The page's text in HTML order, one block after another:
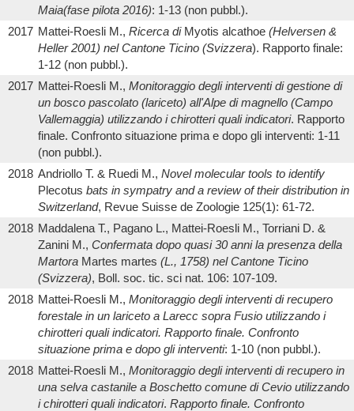
Maia(fase pilota 2016): 1-13 (non pubbl.).
2017 Mattei-Roesli M., Ricerca di Myotis alcathoe (Helversen &
Heller 2001) nel Cantone Ticino (Svizzera). Rapporto finale:
1-12 (non pubbl.).
2017 Mattei-Roesli M., Monitoraggio degli interventi di gestione di
un bosco pascolato (lariceto) all'Alpe di magnello (Campo
Vallemaggia) utilizzando i chirotteri quali indicatori. Rapporto
finale. Confronto situazione prima e dopo gli interventi: 1-11
(non pubbl.).
2018 Andriollo T. & Ruedi M., Novel molecular tools to identify
Plecotus bats in sympatry and a review of their distribution in
Switzerland, Revue Suisse de Zoologie 125(1): 61-72.
2018 Maddalena T., Pagano L., Mattei-Roesli M., Torriani D. &
Zanini M., Confermata dopo quasi 30 anni la presenza della
Martora Martes martes (L., 1758) nel Cantone Ticino
(Svizzera), Boll. soc. tic. sci nat. 106: 107-109.
2018 Mattei-Roesli M., Monitoraggio degli interventi di recupero
forestale in un lariceto a Larecc sopra Fusio utilizzando i
chirotteri quali indicatori. Rapporto finale. Confronto
situazione prima e dopo gli interventi: 1-10 (non pubbl.).
2018 Mattei-Roesli M., Monitoraggio degli interventi di recupero in
una selva castanile a Boschetto comune di Cevio utilizzando
i chirotteri quali indicatori. Rapporto finale. Confronto